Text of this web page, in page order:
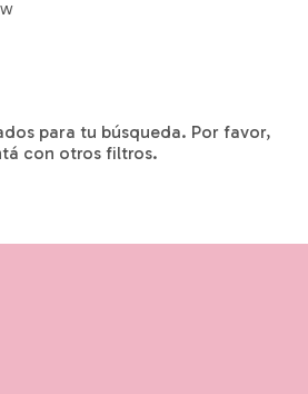
para tu búsqueda. Por favor,
con otros filtros.